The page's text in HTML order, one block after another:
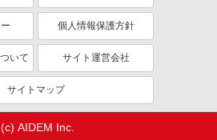
個人情報保護方針
いて サイト運営会社
サイトマップ
(c) AIDEM Inc.